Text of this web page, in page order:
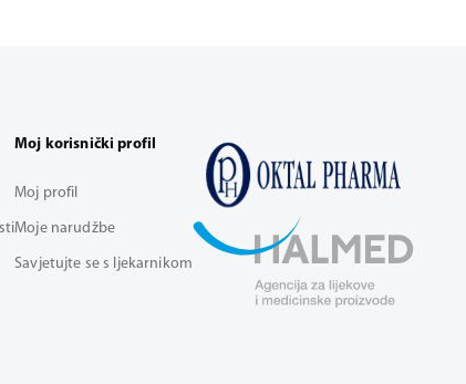
Moj korisnički profil
Moj profil
Moje narudžbe
Savjetujte se s ljekarnikom